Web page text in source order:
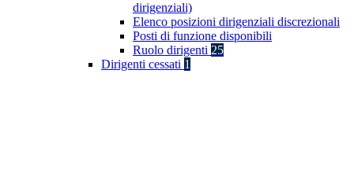
dirigenziali)
Elenco posizioni dirigenziali discrezionali
Posti di funzione disponibili
Ruolo dirigenti 25
Dirigenti cessati 1